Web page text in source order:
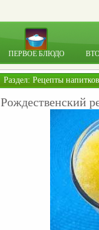
ПЕРВОЕ БЛЮДО
Раздел: Рецепты напитков
Рождественский